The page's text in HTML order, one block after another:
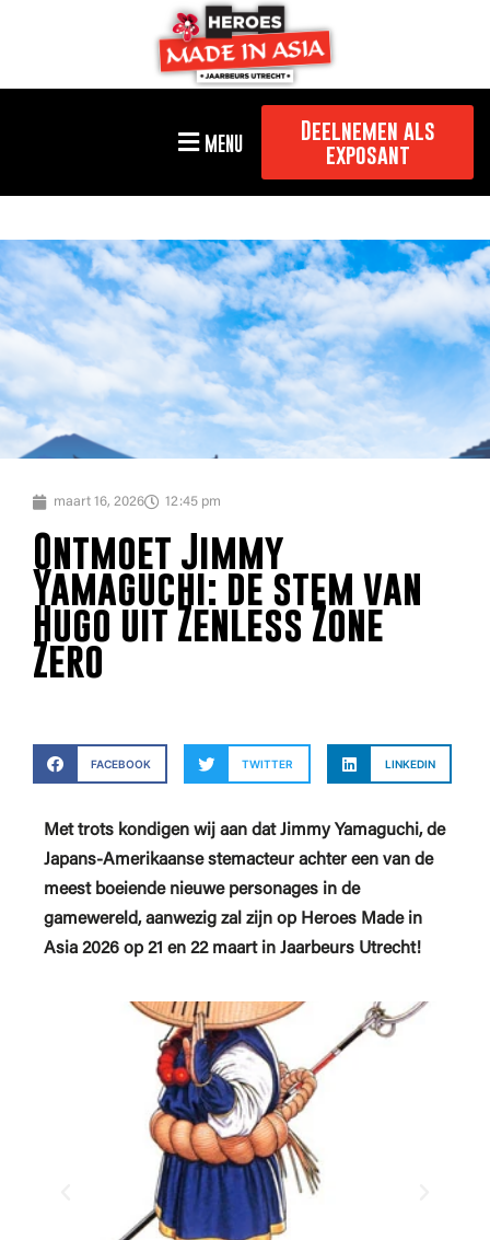
MENU
Deelnemen als
exposant
maart 16, 2026 12:45 pm
Ontmoet Jimmy
Yamaguchi: de stem van
Hugo uit Zenless Zone
Zero
FACEBOOK TWITTER LINKEDIN
Met trots kondigen wij aan dat Jimmy Yamaguchi, de
Japans-Amerikaanse stemacteur achter een van de
meest boeiende nieuwe personages in de
gamewereld, aanwezig zal zijn op Heroes Made in
Asia 2026 op 21 en 22 maart in Jaarbeurs Utrecht!